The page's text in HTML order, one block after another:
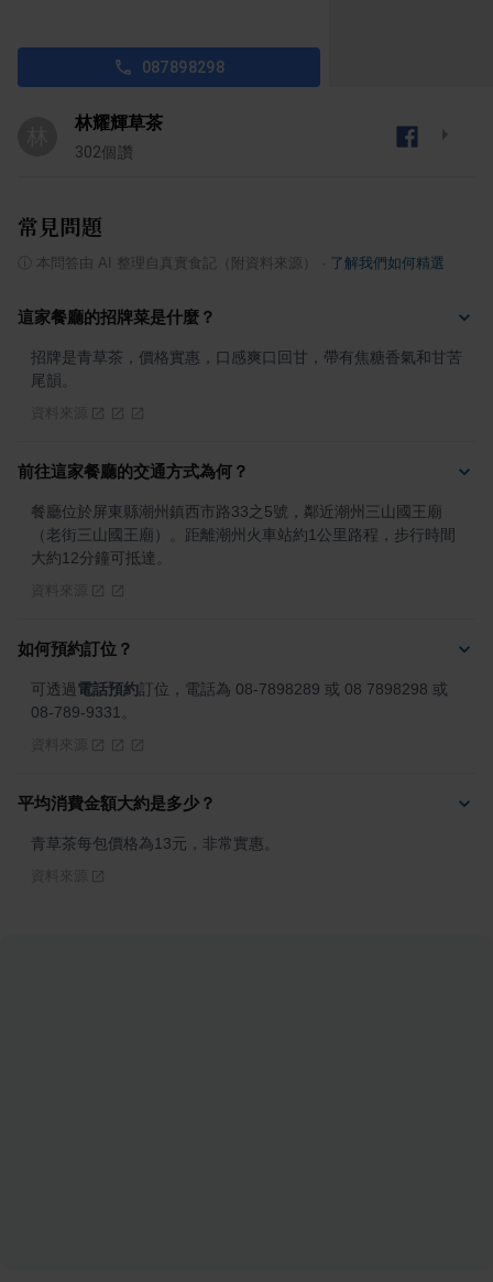
087898298
林耀輝草茶
302個讚
常見問題
本問答由 AI 整理自真實食記（附資料來源） 了解我們如何精選
這家餐廳的招牌菜是什麼？
招牌是青草茶，價格實惠，口感爽口回甘，帶有焦糖香氣和甘苦
尾韻。
前往這家餐廳的交通方式為何？
餐廳位於屏東縣潮州鎮西市路33之5號，鄰近潮州三山國王廟
（老街三山國王廟）。距離潮州火車站約1公里路程，步行時間
大約12分鐘可抵達。
如何預約訂位？
可透過電話預約訂位，電話為 08-7898289 或 08 7898298 或
08-789-9331。
平均消費金額大約是多少？
青草茶每包價格為13元，非常實惠。